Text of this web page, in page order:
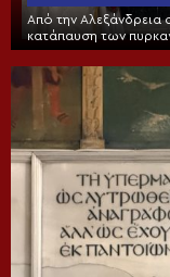
Από την Αλεξάνδρεια
κατάπαυση των